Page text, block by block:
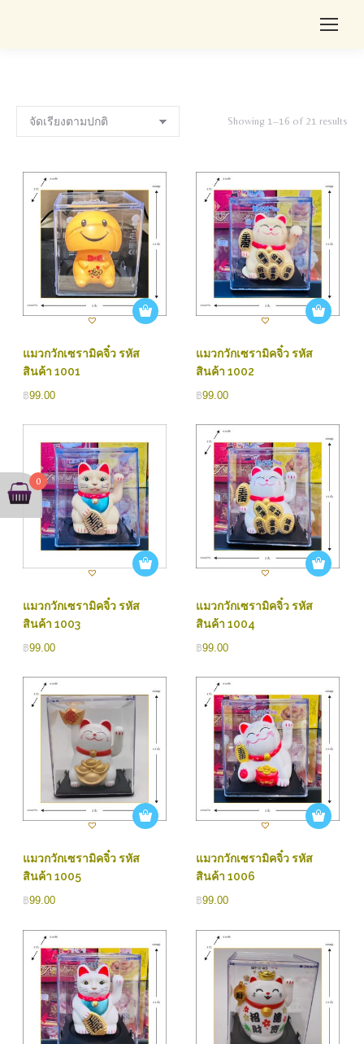
Showing 1–16 of 21 results
แมวกวักเซรามิคจิ๋ว รหัส
สินค้า 1001
฿99.00
แมวกวักเซรามิคจิ๋ว รหัส
สินค้า 1002
฿99.00
แมวกวักเซรามิคจิ๋ว รหัส
สินค้า 1003
฿99.00
แมวกวักเซรามิคจิ๋ว รหัส
สินค้า 1004
฿99.00
แมวกวักเซรามิคจิ๋ว รหัส
สินค้า 1005
฿99.00
แมวกวักเซรามิคจิ๋ว รหัส
สินค้า 1006
฿99.00
0